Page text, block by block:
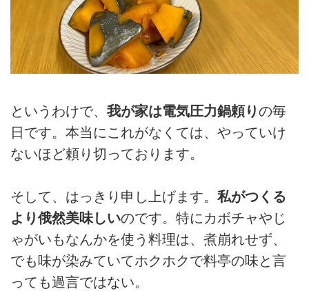
というわけで、 我が家は電気圧力鍋頼りの毎
日です。本当にこれがなくては、やっていけ
ないほど頼り切っております。
そして、はっきり申し上げます。 私がつくる
より俄然美味しいのです。特にカボチャやじ
ゃがいもなんかを使う料理は、煮崩れせず、
でも味が染みていてホクホクで料亭の味と言
っても過言ではない。